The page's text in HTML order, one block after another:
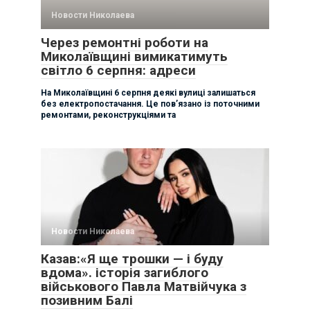
Новости Николаева
Через ремонтні роботи на
Миколаївщині вимикатимуть
світло 6 серпня: адреси
На Миколаївщині 6 серпня деякі вулиці залишаться
без електропостачання. Це пов’язано із поточними
ремонтами, реконструкціями та
Новости Николаева
Казав:«Я ще трошки — і буду
вдома». історія загиблого
військового Павла Матвійчука з
позивним Балі